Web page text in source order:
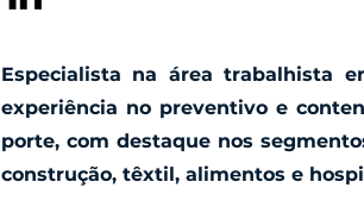
Especialista na área trabalhista
experiência no preventivo e
porte, com destaque nos
construção, têxtil, alimentos e